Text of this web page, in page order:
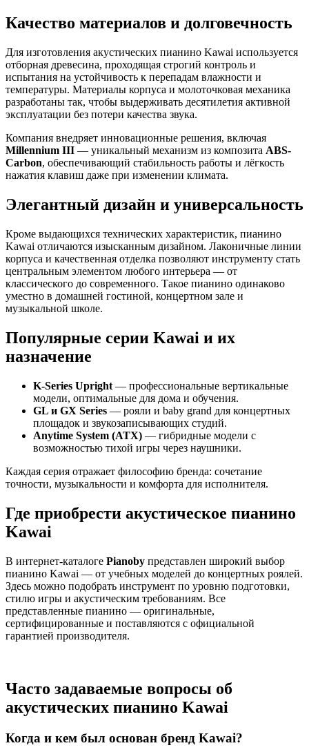
Качество материалов и долговечность
Для изготовления акустических пианино Kawai используется
отборная древесина, проходящая строгий контроль и
испытания на устойчивость к перепадам влажности и
температуры. Материалы корпуса и молоточковая механика
разработаны так, чтобы выдерживать десятилетия активной
эксплуатации без потери качества звука.
Компания внедряет инновационные решения, включая
Millennium III — уникальный механизм из композита ABS-
Carbon, обеспечивающий стабильность работы и лёгкость
нажатия клавиш даже при изменении климата.
Элегантный дизайн и универсальность
Кроме выдающихся технических характеристик, пианино
Kawai отличаются изысканным дизайном. Лаконичные линии
корпуса и качественная отделка позволяют инструменту стать
центральным элементом любого интерьера — от
классического до современного. Такое пианино одинаково
уместно в домашней гостиной, концертном зале и
музыкальной школе.
Популярные серии Kawai и их
назначение
K-Series Upright — профессиональные вертикальные
модели, оптимальные для дома и обучения.
GL и GX Series — рояли и baby grand для концертных
площадок и звукозаписывающих студий.
Anytime System (ATX) — гибридные модели с
возможностью тихой игры через наушники.
Каждая серия отражает философию бренда: сочетание
точности, музыкальности и комфорта для исполнителя.
Где приобрести акустическое пианино
Kawai
В интернет-каталоге Pianoby представлен широкий выбор
пианино Kawai — от учебных моделей до концертных роялей.
Здесь можно подобрать инструмент по уровню подготовки,
стилю игры и акустическим требованиям. Все
представленные пианино — оригинальные,
сертифицированные и поставляются с официальной
гарантией производителя.
Часто задаваемые вопросы об
акустических пианино Kawai
Когда и кем был основан бренд Kawai?